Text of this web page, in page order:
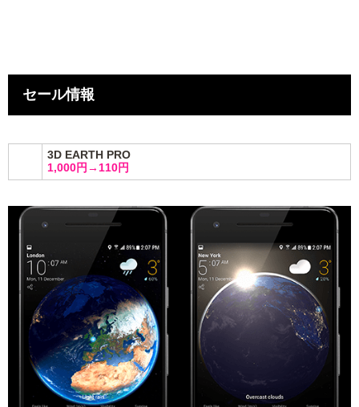
セール情報
3D EARTH PRO
1,000円→110円